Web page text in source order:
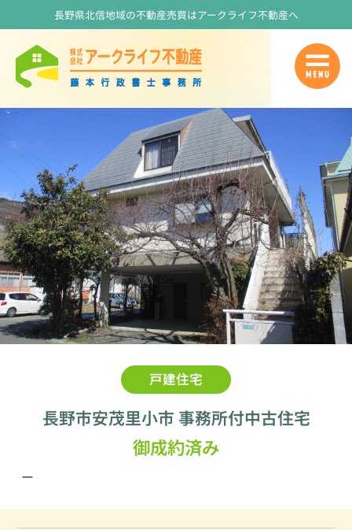
長野県北信地域の不動産売買はアークライフ不動産へ
戸建住宅
長野市安茂里小市 事務所付中古住宅
御成約済み
ー